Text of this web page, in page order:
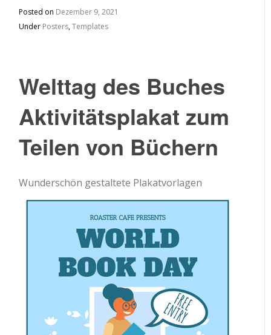
Posted on Dezember 9, 2021
Under Posters,Templates
Welttag des Buches
Aktivitätsplakat zum
Teilen von Büchern
Wunderschön gestaltete Plakatvorlagen